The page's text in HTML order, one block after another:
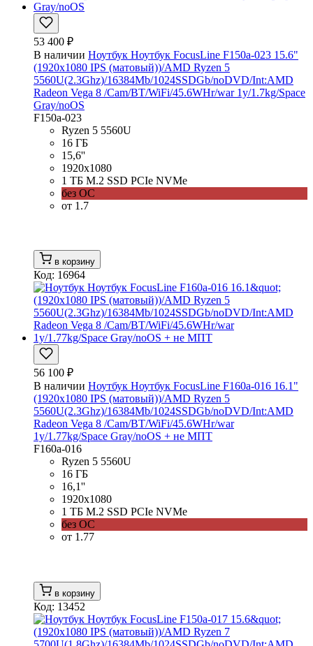
53 400 ₽
В наличии Ноутбук Ноутбук FocusLine F150a-023 15.6"
(1920x1080 IPS (матовый))/AMD Ryzen 5
5560U(2.3Ghz)/16384Mb/1024SSDGb/noDVD/Int:AMD
Radeon Vega 8 /Cam/BT/WiFi/45.6WHr/war 1y/1.7kg/Space
Gray/noOS
F150a-023
Ryzen 5 5560U
16 ГБ
15,6''
1920x1080
1 ТБ M.2 SSD PCIe NVMe
без ОС
от 1.7
в корзину
Код: 16964
56 100 ₽
В наличии Ноутбук Ноутбук FocusLine F160a-016 16.1"
(1920x1080 IPS (матовый))/AMD Ryzen 5
5560U(2.3Ghz)/16384Mb/1024SSDGb/noDVD/Int:AMD
Radeon Vega 8 /Cam/BT/WiFi/45.6WHr/war
1y/1.77kg/Space Gray/noOS + не МПТ
F160a-016
Ryzen 5 5560U
16 ГБ
16,1''
1920x1080
1 ТБ M.2 SSD PCIe NVMe
без ОС
от 1.77
в корзину
Код: 13452